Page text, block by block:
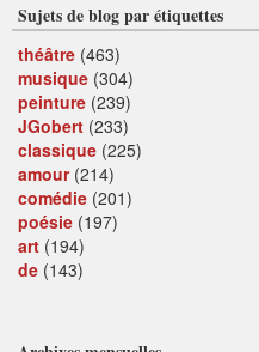
Sujets de blog par étiquettes
théâtre (463)
musique (304)
peinture (239)
JGobert (233)
classique (225)
amour(214)
comédie (201)
poésie (197)
art (194)
de (143)